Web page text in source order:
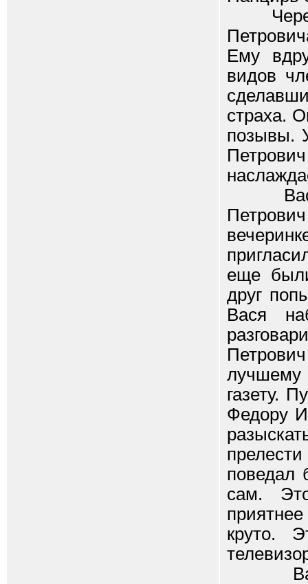
Ему
видов
страха.
позывы.
еще
друг
Вася
лучшему
газету.
Федору
поведал
сам.
круто.